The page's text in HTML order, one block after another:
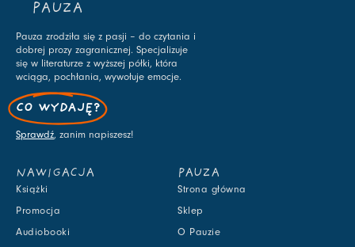
PAUZA
Pauza zrodziła się z pasji – do czytania i
dobrej prozy zagranicznej. Specjalizuje
się w literaturze z wyższej półki, która
wciąga, pochłania, wywołuje emocje.
CO WYDAJĘ?
Sprawdź, zanim napiszesz!
NAWIGACJA
Książki
Promocja
Audiobooki
PAUZA
Strona główna
Sklep
O Pauzie